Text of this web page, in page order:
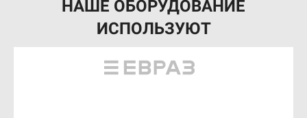
НАШЕ ОБОРУДОВАНИЕ
ИСПОЛЬЗУЮТ